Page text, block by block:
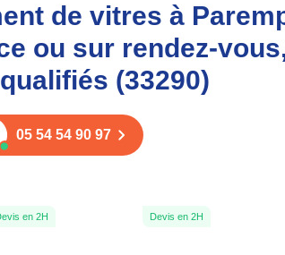
de vitres à
ou sur rendez-
(33290)
05 54 54 90 97
en 2H Devis en 2H